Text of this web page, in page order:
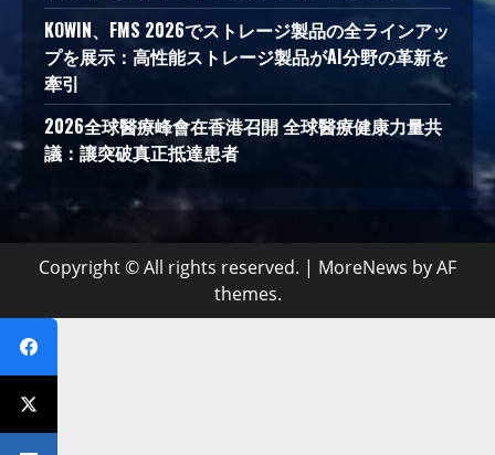
KOWIN、FMS 2026でストレージ製品の全ラインアッ
プを展示：高性能ストレージ製品がAI分野の革新を
牽引
2026全球醫療峰會在香港召開 全球醫療健康力量共
議：讓突破真正抵達患者
Copyright © All rights reserved. | MoreNews by AF
themes.